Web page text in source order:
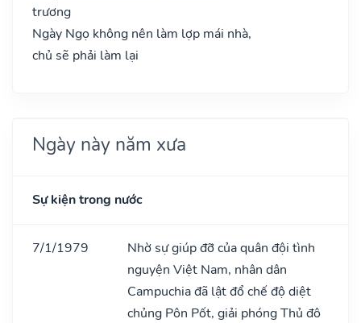
trương
Ngày Ngọ không nên làm lợp mái nhà,
chủ sẽ phải làm lại
Ngày này năm xưa
Sự kiện trong nước
7/1/1979
Nhờ sự giúp đỡ của quân đội tình
nguyện Việt Nam, nhân dân
Campuchia đã lật đổ chế độ diệt
chủng Pôn Pốt, giải phóng Thủ đô